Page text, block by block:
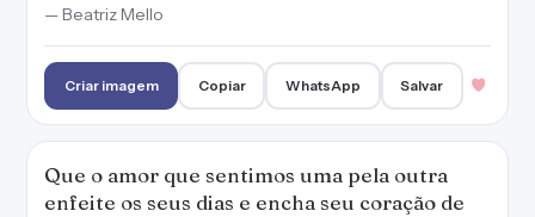
— Beatriz Mello
Criar imagem Copiar WhatsApp Salvar
Que o amor que sentimos uma pela outra
enfeite os seus dias e encha seu coração de